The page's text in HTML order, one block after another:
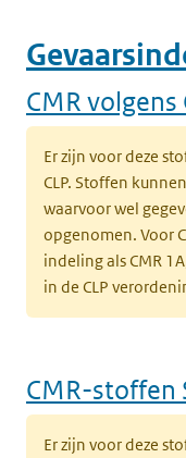
CMR volgens
Er zijn voor deze
CLP. Stoffen
waarvoor wel
opgenomen. Voor
indeling als CMR
in de CLP
CMR-stoffen
Er zijn voor deze